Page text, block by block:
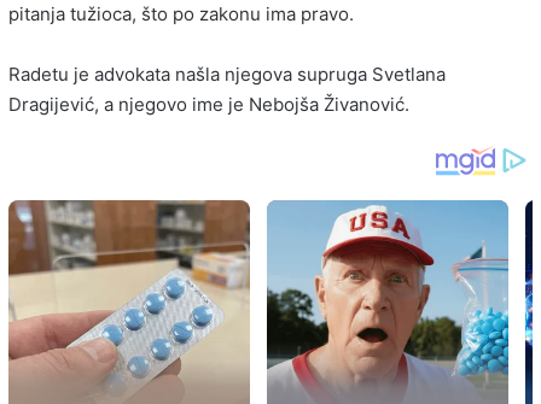
pitanja tužioca, što po zakonu ima pravo.
Radetu je advokata našla njegova supruga Svetlana
Dragijević, a njegovo ime je Nebojša Živanović.